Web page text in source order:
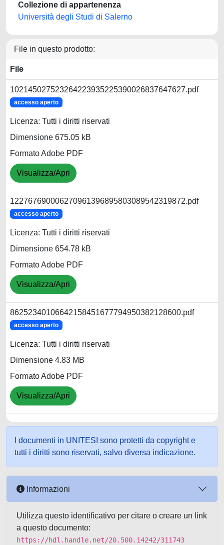
Collezione di appartenenza
Università degli Studi di Salerno
File in questo prodotto:
File
102145027523264223935225390026837647627.pdf
accesso aperto
Licenza: Tutti i diritti riservati
Dimensione 675.05 kB
Formato Adobe PDF
Visualizza/Apri
122767690006270961396895803089542319872.pdf
accesso aperto
Licenza: Tutti i diritti riservati
Dimensione 654.78 kB
Formato Adobe PDF
Visualizza/Apri
86252340106642158451677794950382128600.pdf
accesso aperto
Licenza: Tutti i diritti riservati
Dimensione 4.83 MB
Formato Adobe PDF
Visualizza/Apri
I documenti in UNITESI sono protetti da copyright e
tutti i diritti sono riservati, salvo diversa indicazione.
Informazioni
Utilizza questo identificativo per citare o creare un link
a questo documento:
https://hdl.handle.net/20.500.14242/311743